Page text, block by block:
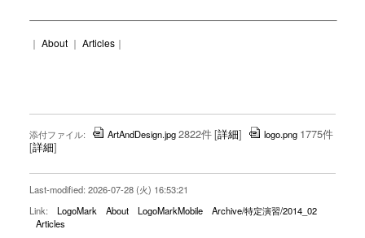
｜ About｜ Articles｜
添付ファイル: ArtAndDesign.jpg2822件[詳細] logo.png 1775件
[詳細]
Last-modified: 2026-07-28 (火) 16:53:21
Link:
LogoMark About LogoMarkMobile
Archive/特定演習/2014_02
Articles